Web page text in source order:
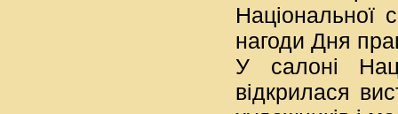
Національної
нагоди Дня
У салоні
відкрилася